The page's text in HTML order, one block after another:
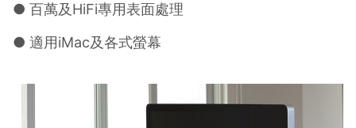
● 百萬及HiFi專用表面處理
● 適用iMac及各式螢幕